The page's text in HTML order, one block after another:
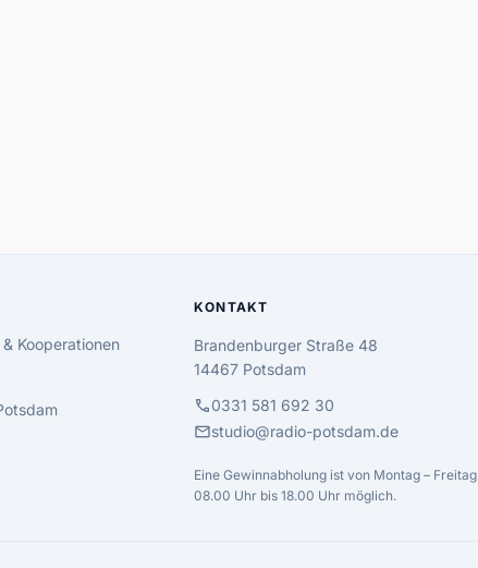
Kooperationen
KONTAKT
Brandenburger Straße 48
14467 Potsdam
call0331 581 692 30
mailstudio@radio-potsdam.de
Eine Gewinnabholung ist von Montag – Freitag
08.00 Uhr bis 18.00 Uhr möglich.